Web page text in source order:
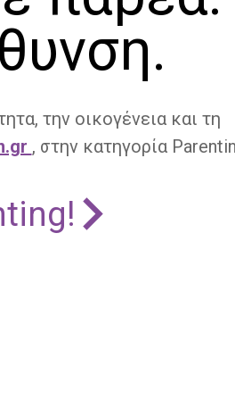
την οικογένεια και τη
, στην κατηγορία